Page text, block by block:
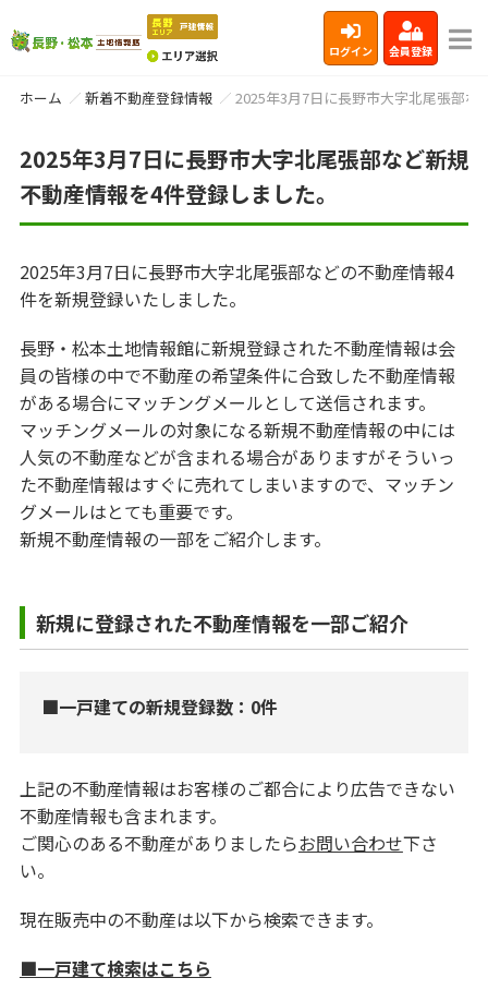
ログイン 会員登録
ホーム 新着不動産登録情報 2025年3月7日に長野市大字北尾張部
2025年3月7日に長野市大字北尾張部など新規
不動産情報を4件登録しました。
2025年3月7日に長野市大字北尾張部などの不動産情報4
件を新規登録いたしました。
長野・松本土地情報館に新規登録された不動産情報は会
員の皆様の中で不動産の希望条件に合致した不動産情報
がある場合にマッチングメールとして送信されます。
マッチングメールの対象になる新規不動産情報の中には
人気の不動産などが含まれる場合がありますがそういっ
た不動産情報はすぐに売れてしまいますので、マッチン
グメールはとても重要です。
新規不動産情報の一部をご紹介します。
新規に登録された不動産情報を一部ご紹介
■一戸建ての新規登録数：0件
上記の不動産情報はお客様のご都合により広告できない
不動産情報も含まれます。
ご関心のある不動産がありましたらお問い合わせ下さ
い。
現在販売中の不動産は以下から検索できます。
■一戸建て検索はこちら